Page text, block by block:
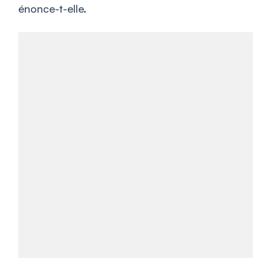
énonce-t-elle.